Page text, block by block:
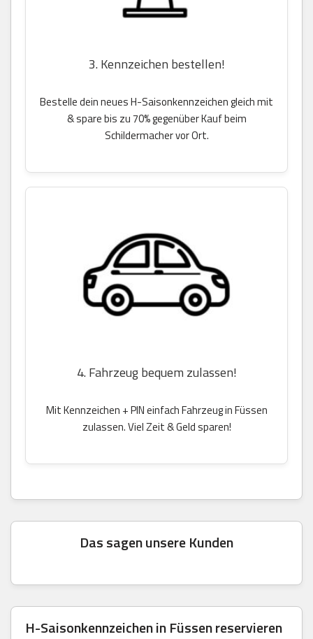
3. Kennzeichen bestellen!
Bestelle dein neues H-Saisonkennzeichen gleich mit
& spare bis zu 70% gegenüber Kauf beim
Schildermacher vor Ort.
4. Fahrzeug bequem zulassen!
Mit Kennzeichen + PIN einfach Fahrzeug in Füssen
zulassen. Viel Zeit & Geld sparen!
Das sagen unsere Kunden
H-Saisonkennzeichen in Füssen reservieren